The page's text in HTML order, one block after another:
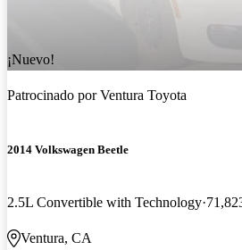
¡Nuevo!
Patrocinado porVentura Toyota
2014 Volkswagen Beetle
2.5L Convertible with Technology
Ventura, CA